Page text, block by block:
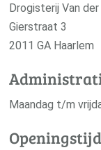
Drogisterij Van
Gierstraat 3
2011 GA Haarlem
Maandag t/m